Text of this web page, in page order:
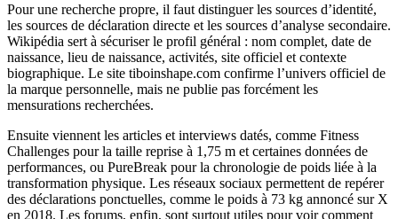
Pour une recherche propre, il faut distinguer les sources d’identité,
les sources de déclaration directe et les sources d’analyse secondaire.
Wikipédia sert à sécuriser le profil général : nom complet, date de
naissance, lieu de naissance, activités, site officiel et contexte
biographique. Le site tiboinshape.com confirme l’univers officiel de
la marque personnelle, mais ne publie pas forcément les
mensurations recherchées.
Ensuite viennent les articles et interviews datés, comme Fitness
Challenges pour la taille reprise à 1,75 m et certaines données de
performances, ou PureBreak pour la chronologie de poids liée à la
transformation physique. Les réseaux sociaux permettent de repérer
des déclarations ponctuelles, comme le poids à 73 kg annoncé sur X
en 2018. Les forums, enfin, sont surtout utiles pour voir comment